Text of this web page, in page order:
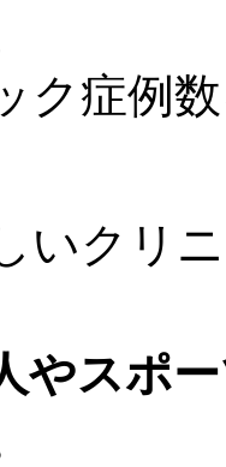
ク症例
いクリ
やスポ